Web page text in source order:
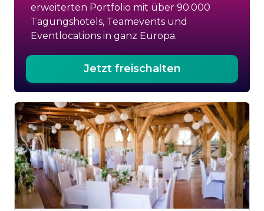
erweiterten Portfolio mit über 90.000
Tagungshotels, Teamevents und
Eventlocations in ganz Europa.
Jetzt freischalten